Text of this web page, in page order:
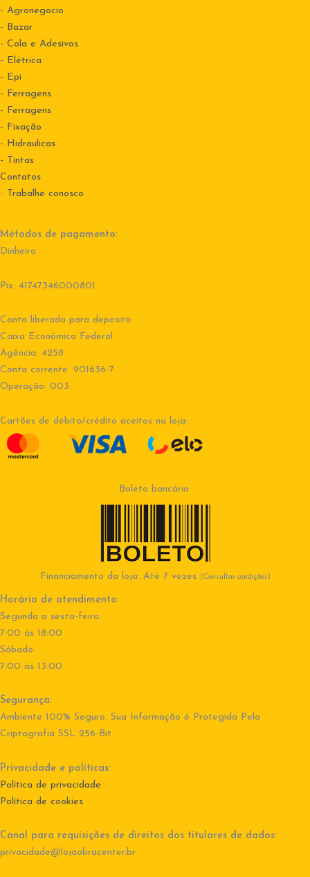
- Agronegocio
- Bazar
- Cola e Adesivos
- Elétrica
- Epi
- Ferragens
- Ferragens
- Fixação
- Hidraulicas
- Tintas
Contatos
- Trabalhe conosco
Métodos de pagamento:
Dinheiro.
Pix: 41747346000801
Conta liberada para deposito:
Caixa Econômica Federal
Agência: 4258
Conta corrente: 901636-7
Operação: 003
Cartões de débito/crédito aceitos na loja:
Boleto bancário:
Financiamento da loja: Até 7 vezes (Consultar condições)
Horário de atendimento:
Segunda a sexta-feira:
7:00 às 18:00
Sábado:
7:00 às 13:00
Segurança:
Ambiente 100% Seguro. Sua Informação é Protegida Pela
Criptografia SSL 256-Bit.
Privacidade e políticas:
Política de privacidade
Política de cookies
Canal para requisições de direitos dos titulares de dados:
privacidade@lojaobracenter.br